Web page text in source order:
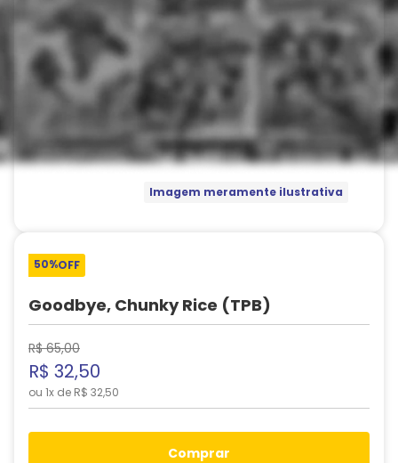
Imagem meramente ilustrativa
50%OFF
Goodbye, Chunky Rice (TPB)
R$ 65,00
R$ 32,50
ou 1x de R$ 32,50
comprar